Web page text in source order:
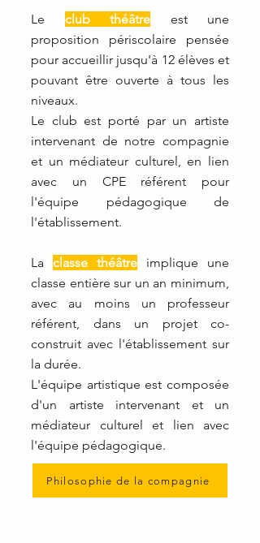
Le club théâtre est une
proposition périscolaire pensée
pour accueillir jusqu'à 12 élèves et
pouvant être ouverte à tous les
niveaux.
Le club est porté par un artiste
intervenant de notre compagnie
et un médiateur culturel, en lien
avec un CPE référent pour
l'équipe pédagogique de
l'établissement.
La classe théâtre
implique une
classe entière sur un an minimum,
avec au moins un professeur
référent, dans un projet co-
construit avec l'établissement sur
la durée.
L'équipe artistique est composée
d'un artiste intervenant et un
médiateur culturel et lien avec
l'équipe pédagogique.
Philosophie de la compagnie